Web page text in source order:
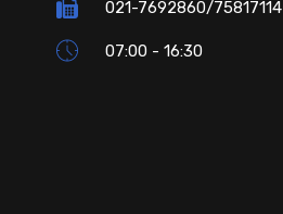
021-7692860/75817114
07:00 - 16:30